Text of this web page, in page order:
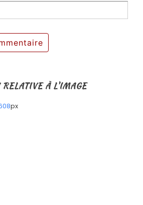
À L'IMAGE
px